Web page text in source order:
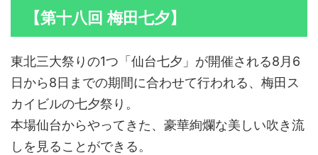
【第十八回 梅田七夕】
東北三大祭りの1つ「仙台七夕」が開催される8月6
日から8日までの期間に合わせて行われる、梅田ス
カイビルの七夕祭り。
本場仙台からやってきた、豪華絢爛な美しい吹き流
しを見ることができる。